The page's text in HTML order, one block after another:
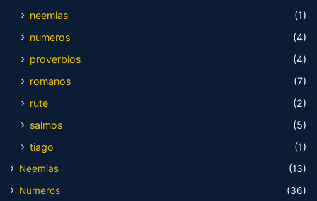
neemias
(1)
numeros
(4)
proverbios
(4)
romanos
(7)
rute
(2)
salmos
(5)
tiago
(1)
Neemias
(13)
Numeros
(36)